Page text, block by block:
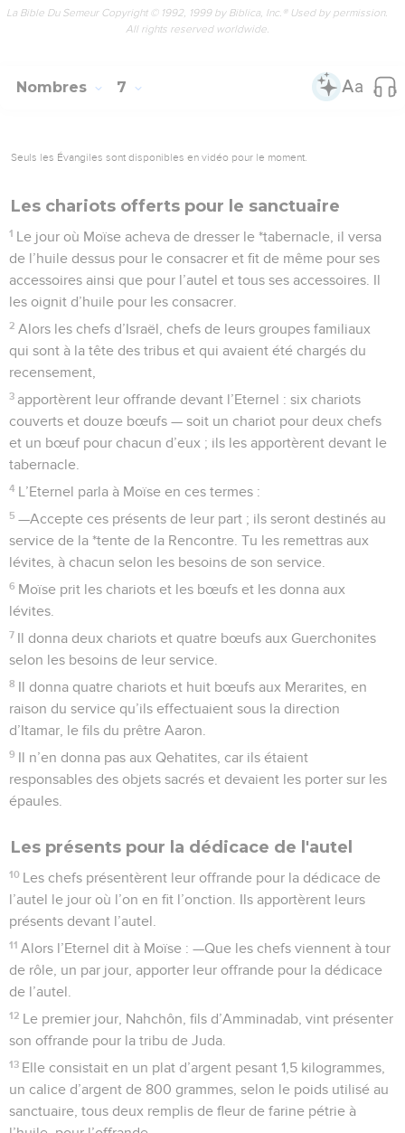
La Bible Du Semeur Copyright © 1992, 1999 by Biblica, Inc.® Used by permission.
All rights reserved worldwide.
Nombres 7
Seuls les Évangiles sont disponibles en vidéo pour le moment.
Les chariots offerts pour le sanctuaire
1 Le jour où Moïse acheva de dresser le *tabernacle, il versa
de l’huile dessus pour le consacrer et fit de même pour ses
accessoires ainsi que pour l’autel et tous ses accessoires. Il
les oignit d’huile pour les consacrer.
2 Alors les chefs d’Israël, chefs de leurs groupes familiaux
qui sont à la tête des tribus et qui avaient été chargés du
recensement,
3 apportèrent leur offrande devant l’Eternel : six chariots
couverts et douze bœufs — soit un chariot pour deux chefs
et un bœuf pour chacun d’eux ; ils les apportèrent devant le
tabernacle.
4 L’Eternel parla à Moïse en ces termes :
5 —Accepte ces présents de leur part ; ils seront destinés au
service de la *tente de la Rencontre. Tu les remettras aux
lévites, à chacun selon les besoins de son service.
6 Moïse prit les chariots et les bœufs et les donna aux
lévites.
7 Il donna deux chariots et quatre bœufs aux Guerchonites
selon les besoins de leur service.
8 Il donna quatre chariots et huit bœufs aux Merarites, en
raison du service qu’ils effectuaient sous la direction
d’Itamar, le fils du prêtre Aaron.
9 Il n’en donna pas aux Qehatites, car ils étaient
responsables des objets sacrés et devaient les porter sur les
épaules.
Les présents pour la dédicace de l'autel
10 Les chefs présentèrent leur offrande pour la dédicace de
l’autel le jour où l’on en fit l’onction. Ils apportèrent leurs
présents devant l’autel.
11 Alors l’Eternel dit à Moïse : —Que les chefs viennent à tour
de rôle, un par jour, apporter leur offrande pour la dédicace
de l’autel.
12 Le premier jour, Nahchôn, fils d’Amminadab, vint présenter
son offrande pour la tribu de Juda.
13 Elle consistait en un plat d’argent pesant 1,5 kilogrammes,
un calice d’argent de 800 grammes, selon le poids utilisé au
sanctuaire, tous deux remplis de fleur de farine pétrie à